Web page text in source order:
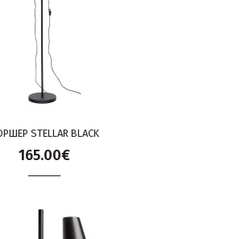
STELLAR BLACK
165.00€